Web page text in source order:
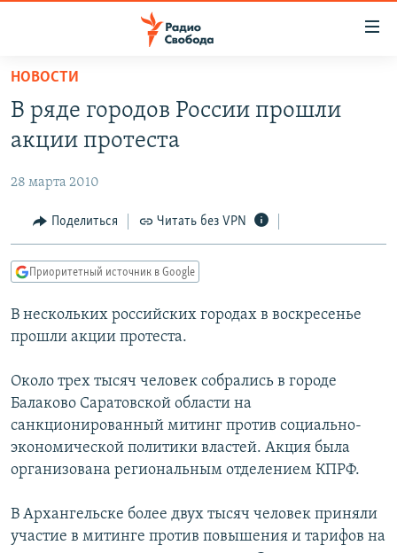
упрощенного
доступа
основному
Вернутся
главной
навигации
Вернутся
ПОДКАСТЫ
АВТОРСКИЕ ПРОЕКТЫ
ЦИТАТЫ СВОБОДЫ
МНЕНИЯ
IDEL.РЕАЛИИ
КАВКАЗ.РЕАЛИИ
СЕВЕР.РЕАЛИИ
СИБИРЬ.РЕАЛИИ
РАСПИСАНИЕ ВЕЩАНИЯ
ПОДПИШИТЕСЬ НА РАССЫЛКУ
НОВОСТИ
В ряде городов России прошли
акции протеста
28 марта 2010
Поделиться Читать без VPN
Приоритетный источник в Google
В нескольких российских городах в воскресенье
прошли акции протеста.
Около трех тысяч человек собрались в городе
Балаково Саратовской области на
санкционированный митинг против социально-
экономической политики властей. Акция была
организована региональным отделением КПРФ.
В Архангельске более двух тысяч человек приняли
участие в митинге против повышения и тарифов на